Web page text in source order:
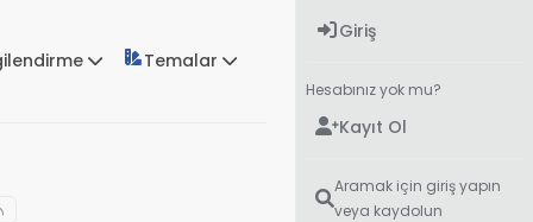
Temalar
Giriş
Hesabınız yok mu?
Kayıt Ol
Aramak için giriş yapın
veya kaydolun